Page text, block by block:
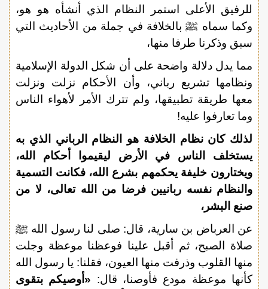
للرفيق الأعلى استمر النظام الذي أنشأه هو هو،
وكما سماه ﷺ بالخلافة في جملة من الأحاديث التي
سبق وذكرنا طرفا منها،
مما يدل دلالة واضحة على أن شكل الدولة الإسلامية
ونظامها تشريع رباني، وأن الأحكام نزلت ونزلت
معها طريقة تطبيقها، ولم تترك الأمر لأهواء الناس
وما تعارفوا عليه!
لذلك كان نظام الخلافة هو النظام الرباني الذي به
يستخلف الناس في الأرض ليقيموا أحكام الله،
ويختارون خليفة يحكمهم بشرع الله، فكانت التسمية
والنظام نفسه ربانيين فرضا من الله تعالى، لا من
صنع البشر ،
عن العرباض بن سارية، قال: صلى لنا رسول الله ﷺ
صلاة الصبح، ثم أقبل علينا فوعظنا موعظة وجلت
منها القلوب وذرفت منها العيون، فقلنا: يا رسول الله
كأنها موعظة مودع فأوصنا، قال: «أوصيكم بتقوى